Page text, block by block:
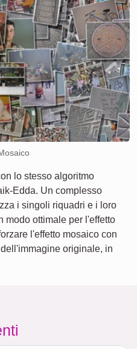
lo stesso algoritmo
Edda. Un complesso
i singoli riquadri e i loro
modo ottimale per l'effetto
l'effetto mosaico con
originale, in